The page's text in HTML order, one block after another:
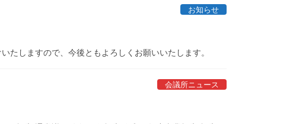
お知らせ
たしますので、今後ともよろしくお願いいたします。
会議所ニュース